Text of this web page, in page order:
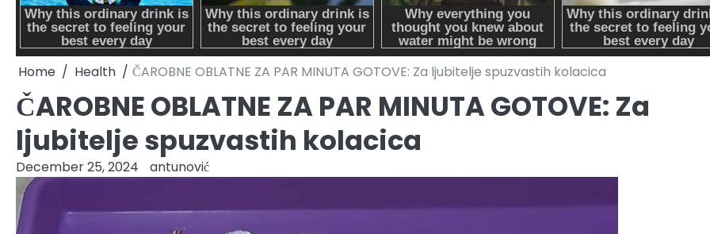
Home Health ČAROBNE OBLATNE ZA PAR MINUTA GOTOVE: Za ljubitelje spuzvastih kolacica
ČAROBNE OBLATNE ZA PAR MINUTA GOTOVE: Za
ljubitelje spuzvastih kolacica
December 25, 2024 antunović